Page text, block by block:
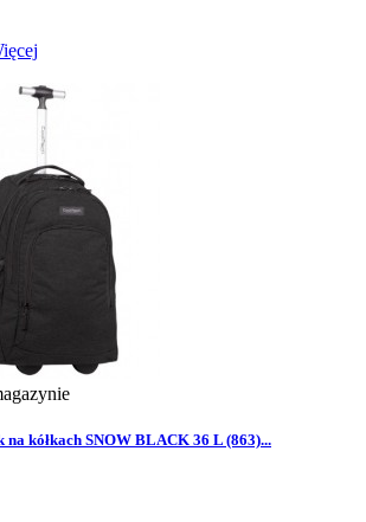
kółkach SNOW BLACK 36 L (863)...